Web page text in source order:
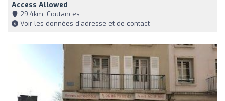
Access Allowed
29,4km, Coutances
Voir les données d'adresse et de contact